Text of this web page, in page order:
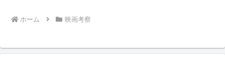
ホーム
映画考察